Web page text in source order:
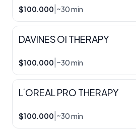
$100.000 ~30 min
DAVINES OI THERAPY
$100.000 ~30 min
L´OREAL PRO THERAPY
$100.000 ~30 min